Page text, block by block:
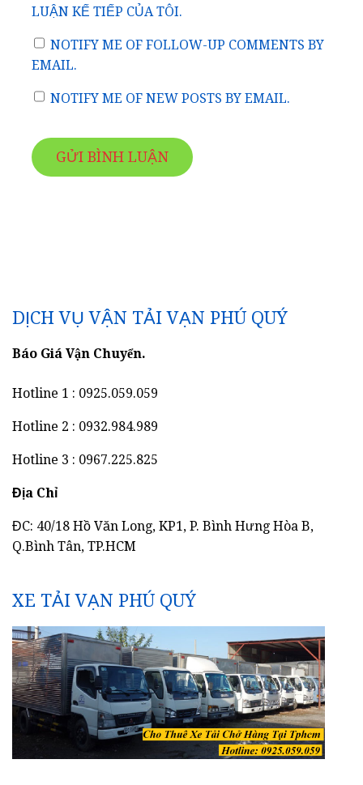
LUẬN KẾ TIẾP CỦA TÔI.
NOTIFY ME OF FOLLOW-UP COMMENTS BY
EMAIL.
NOTIFY ME OF NEW POSTS BY EMAIL.
DỊCH VỤ VẬN TẢI VẠN PHÚ QUÝ
Báo Giá Vận Chuyển.
Hotline 1 : 0925.059.059
Hotline 2 : 0932.984.989
Hotline 3 : 0967.225.825
Địa Chỉ
ĐC: 40/18 Hồ Văn Long, KP1, P. Bình Hưng Hòa B,
Q.Bình Tân, TP.HCM
XE TẢI VẠN PHÚ QUÝ